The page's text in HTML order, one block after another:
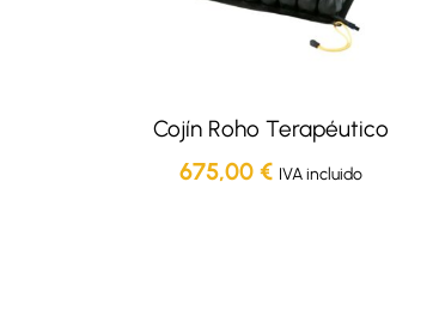
Cojín Roho Terapéutico
675,00€ IVA incluido